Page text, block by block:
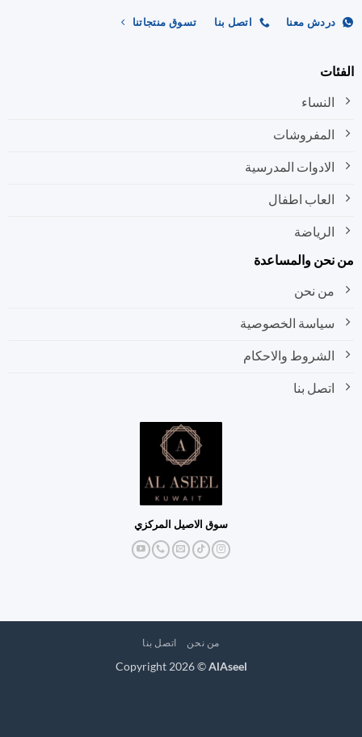
دردش معنا اتصل بنا تسوق منتجاتنا
النساء
المفروشات
الادوات المدرسية
العاب اطفال
الرياضة
والمساعدة
من نحن
سياسة الخصوصية
الشروط والاحكام
اتصل بنا
سوق الاصيل المركزي
من نحن اتصل بنا
Copyright 2026 ©AlAseel